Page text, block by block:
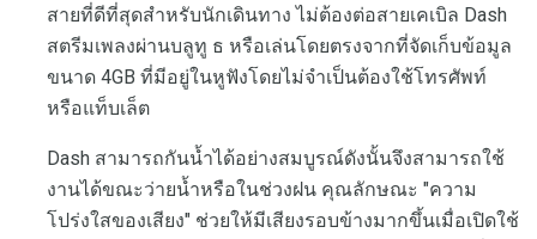
สายที่ดีที่สุดสำหรับนักเดินทาง ไม่ต้องต่อสายเคเบิล Dash
สตรีมเพลงผ่านบลูทู ธ หรือเล่นโดยตรงจากที่จัดเก็บข้อมูล
ขนาด 4GB ที่มีอยู่ในหูฟังโดยไม่จำเป็นต้องใช้โทรศัพท์
หรือแท็บเล็ต
Dash สามารถกันน้ำได้อย่างสมบูรณ์ดังนั้นจึงสามารถใช้
งานได้ขณะว่ายน้ำหรือในช่วงฝน คุณลักษณะ "ความ
โปร่งใสของเสียง" ช่วยให้มีเสียงรอบข้างมากขึ้นเมื่อเปิดใช้